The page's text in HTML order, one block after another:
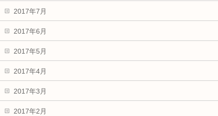
2017年7月
2017年6月
2017年5月
2017年4月
2017年3月
2017年2月